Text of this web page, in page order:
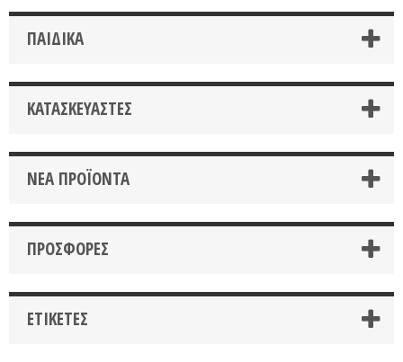
ΠΑΙΔΙΚΑ
ΚΑΤΑΣΚΕΥΑΣΤΈΣ
ΝΈΑ ΠΡΟΪΌΝΤΑ
ΠΡΟΣΦΟΡΈΣ
ΕΤΙΚΈΤΕΣ